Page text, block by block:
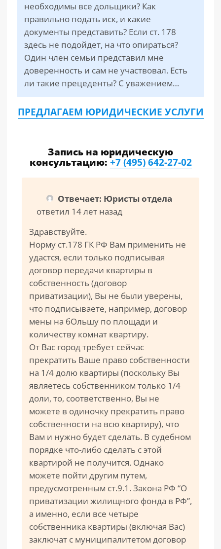
необходимы все дольщики? Как
правильно подать иск, и какие
документы представить? Если ст. 178
здесь не подойдет, на что опираться?
Один член семьи представил мне
доверенность и сам не участвовал. Есть
ли такие прецеденты? С уважением…
ПРЕДЛАГАЕМ ЮРИДИЧЕСКИЕ УСЛУГИ
Запись на юридическую
консультацию:+7 (495) 642-27-02
Отвечает: Юристы отдела
ответил 14 лет назад
Здравствуйте.
Норму ст.178 ГК РФ Вам применить не
удастся, если только подписывая
договор передачи квартиры в
собственность (договор
приватизации), Вы не были уверены,
что подписываете, например, договор
мены на бОльшу по площади и
количеству комнат квартиру.
От Вас город требует сейчас
прекратить Ваше право собственности
на 1/4 долю квартиры (поскольку Вы
являетесь собственником только 1/4
доли, то, соответственно, Вы не
можете в одиночку прекратить право
собственности на всю квартиру), что
Вам и нужно будет сделать. В судебном
порядке что-либо сделать с этой
квартирой не получится. Однако
можете пойти другим путем,
предусмотренным ст.9.1. Закона РФ “О
приватизации жилищного фонда в РФ”,
а именно, если все четыре
собственника квартиры (включая Вас)
заключат с муниципалитетом договор